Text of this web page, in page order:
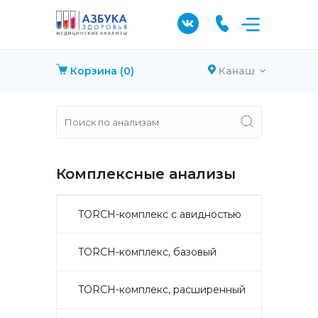
Корзина (0) Канаш
Комплексные анализы
TORCH-комплекс с авидностью
TORCH-комплекс, базовый
TORCH-комплекс, расширенный